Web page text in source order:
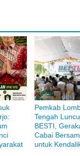
Pemkab
Tengah
BESTI,
Cabai
untuk